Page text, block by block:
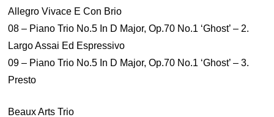
Allegro Vivace E Con Brio
08 – Piano Trio No.5 In D Major, Op.70 No.1 ‘Ghost’ – 2.
Largo Assai Ed Espressivo
09 – Piano Trio No.5 In D Major, Op.70 No.1 ‘Ghost’ – 3.
Presto
Beaux Arts Trio